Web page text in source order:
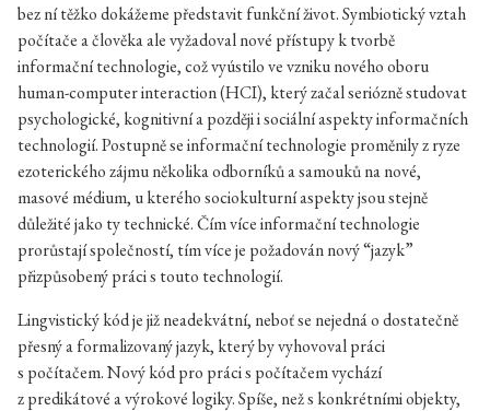
bez ní těžko dokážeme představit funkční život. Symbiotický vztah
počítače a člověka ale vyžadoval nové přístupy k tvorbě
informační technologie, což vyústilo ve vzniku nového oboru
human-computer interaction (HCI), který začal seriózně studovat
psychologické, kognitivní a později i sociální aspekty informačních
technologií. Postupně se informační technologie proměnily z ryze
ezoterického zájmu několika odborníků a samouků na nové,
masové médium, u kterého sociokulturní aspekty jsou stejně
důležité jako ty technické. Čím více informační technologie
prorůstají společností, tím více je požadován nový “jazyk”
přizpůsobený práci s touto technologií.
Lingvistický kód je již neadekvátní, neboť se nejedná o dostatečně
přesný a formalizovaný jazyk, který by vyhovoval práci
s počítačem. Nový kód pro práci s počítačem vychází
z predikátové a výrokové logiky. Spíše, než s konkrétními objekty,